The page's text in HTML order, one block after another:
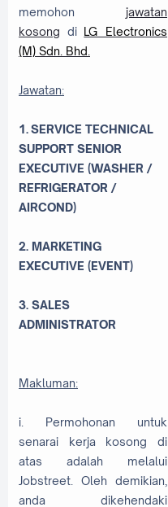
memohon jawatan
kosong di LG Electronics
(M) Sdn. Bhd.
Jawatan:
1. SERVICE TECHNICAL
SUPPORT SENIOR
EXECUTIVE (WASHER /
REFRIGERATOR /
AIRCOND)
2. MARKETING
EXECUTIVE (EVENT)
3. SALES
ADMINISTRATOR
Makluman:
i. Permohonan untuk
senarai kerja kosong di
atas adalah melalui
Jobstreet. Oleh demikian,
anda dikehendaki